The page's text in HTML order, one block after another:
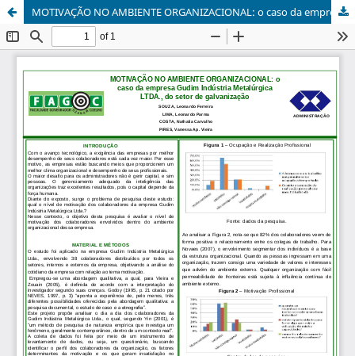
MOTIVAÇÃO NO AMBIENTE ORGANIZACIONAL: o caso da empresa Gudim Indústria Metalúrgica LTDA., do setor de galvanização